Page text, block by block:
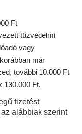
Ft
tűzvédelmi
vagy
már
további 10.000 Ft
130.000 Ft.
fizetést
az alábbiak szerint